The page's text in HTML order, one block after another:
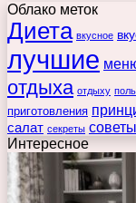
Облако меток
Диета вкусное
лучшие
отдыха отдыху
приготовления
салат секреты советы
Интересное